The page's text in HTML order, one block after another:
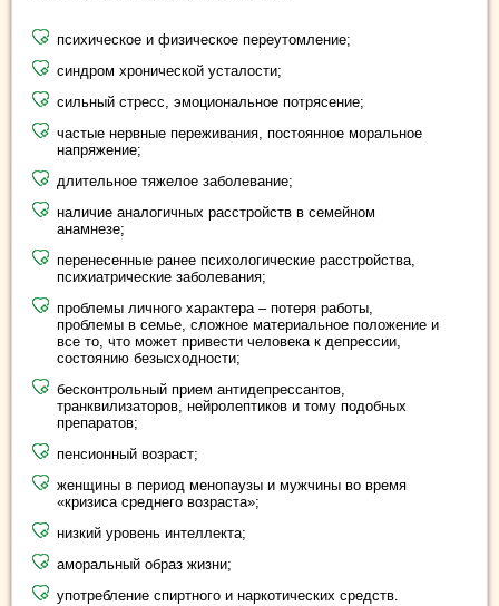
психическое и физическое переутомление;
синдром хронической усталости;
сильный стресс, эмоциональное потрясение;
частые нервные переживания, постоянное моральное
напряжение;
длительное тяжелое заболевание;
наличие аналогичных расстройств в семейном
анамнезе;
перенесенные ранее психологические расстройства,
психиатрические заболевания;
проблемы личного характера – потеря работы,
проблемы в семье, сложное материальное положение и
все то, что может привести человека к депрессии,
состоянию безысходности;
бесконтрольный прием антидепрессантов,
транквилизаторов, нейролептиков и тому подобных
препаратов;
пенсионный возраст;
женщины в период менопаузы и мужчины во время
«кризиса среднего возраста»;
низкий уровень интеллекта;
аморальный образ жизни;
употребление спиртного и наркотических средств.